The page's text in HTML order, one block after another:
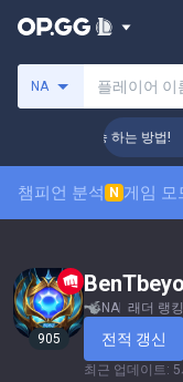
NA 플레이어 이
만에 티어 상승 하는 방법!
챔피언 분석 N 게임 모
905
NA 래더 랭킹
전적 갱신
최근 업데이트: